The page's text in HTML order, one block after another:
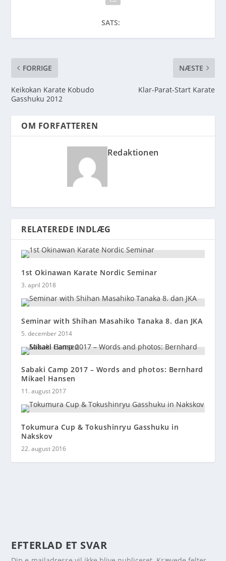
SATS:
FORRIGE
Keikokan Karate Kobudo
Gasshuku 2012
NÆSTE
Klar-Parat-Start Karate
OM FORFATTEREN
Redaktionen
RELATEREDE INDLÆG
1st Okinawan Karate Nordic Seminar
3. april 2018
Seminar with Shihan Masahiko Tanaka 8. dan JKA
5. december 2014
Sabaki Camp 2017 – Words and photos: Bernhard
Mikael Hansen
11. august 2017
Tokumura Cup & Tokushinryu Gasshuku in
Nakskov
22. august 2016
EFTERLAD ET SVAR